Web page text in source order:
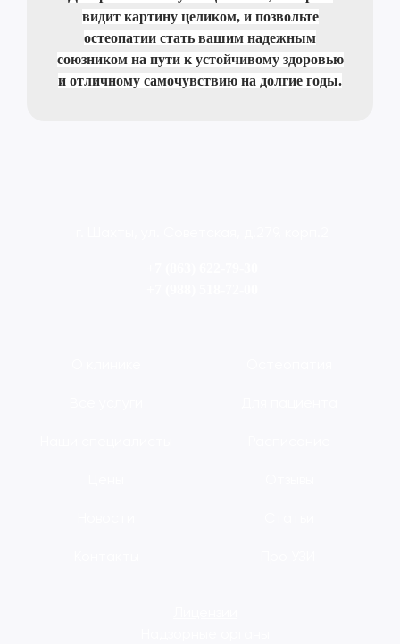
видит картину целиком, и позвольте
остеопатии стать вашим надежным
союзником на пути к устойчивому здоровью
и отличному самочувствию на долгие годы.